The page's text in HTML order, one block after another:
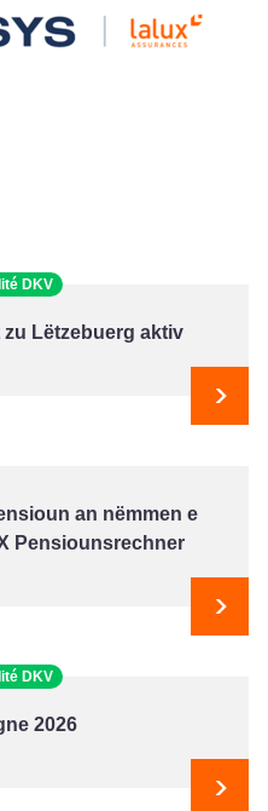
DKV
Lëtzebuerg aktiv
Next
an nëmmen e
Pensiounsrechner
Next
DKV
2026
Next